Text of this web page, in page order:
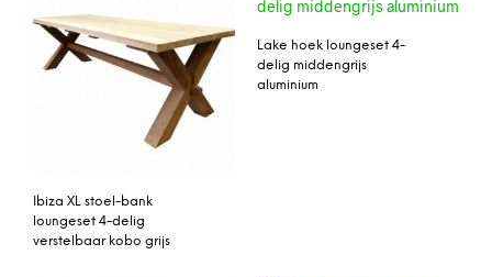
Ibiza XL stoel-bank
loungeset 4-delig
verstelbaar kobo grijs
Lake hoek loungeset 4-
delig middengrijs
aluminium